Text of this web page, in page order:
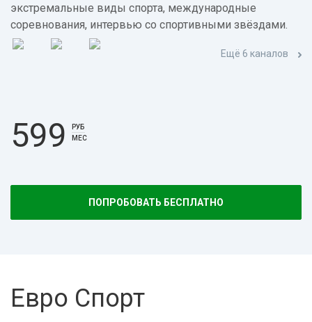
экстремальные виды спорта, международные
соревнования, интервью со спортивными звёздами.
Ещё 6 каналов
599
РУБ
МЕС
ПОПРОБОВАТЬ БЕСПЛАТНО
Евро Спорт